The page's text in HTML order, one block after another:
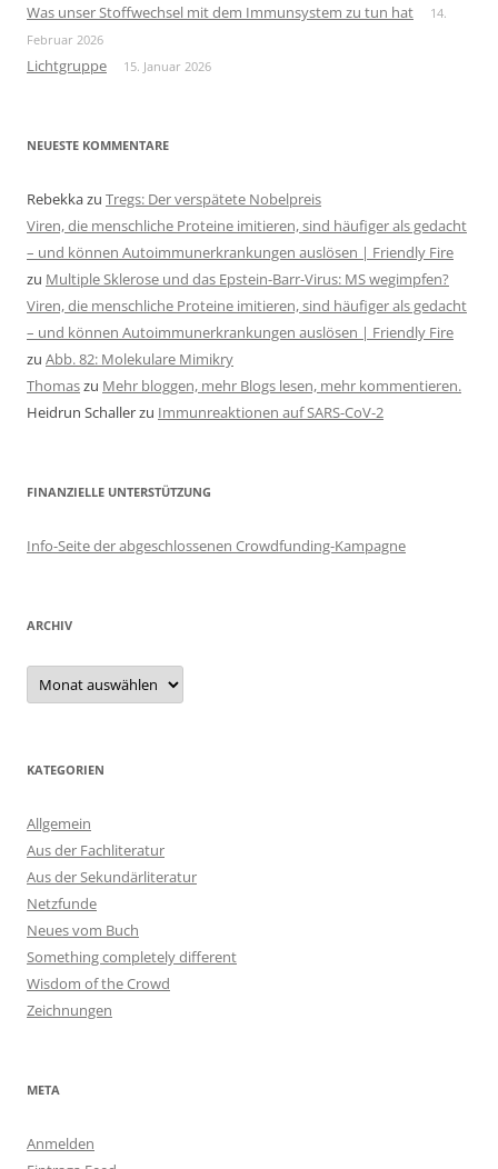
Was unser Stoffwechsel mit dem Immunsystem zu tun hat
14.
Februar 2026
Lichtgruppe 15. Januar 2026
NEUESTE KOMMENTARE
Rebekkazu Tregs: Der verspätete Nobelpreis
Viren, die menschliche Proteine imitieren, sind häufiger als gedacht
– und können Autoimmunerkrankungen auslösen | Friendly Fire
zu Multiple Sklerose und das Epstein-Barr-Virus: MS wegimpfen?
Viren, die menschliche Proteine imitieren, sind häufiger als gedacht
– und können Autoimmunerkrankungen auslösen | Friendly Fire
zu Abb. 82: Molekulare Mimikry
Thomaszu Mehr bloggen, mehr Blogs lesen, mehr kommentieren.
Heidrun Schallerzu Immunreaktionen auf SARS-CoV-2
FINANZIELLE UNTERSTÜTZUNG
Info-Seite der abgeschlossenen Crowdfunding-Kampagne
ARCHIV
Archiv
KATEGORIEN
Allgemein
Aus der Fachliteratur
Aus der Sekundärliteratur
Netzfunde
Neues vom Buch
Something completely different
Wisdom of the Crowd
Zeichnungen
META
Anmelden